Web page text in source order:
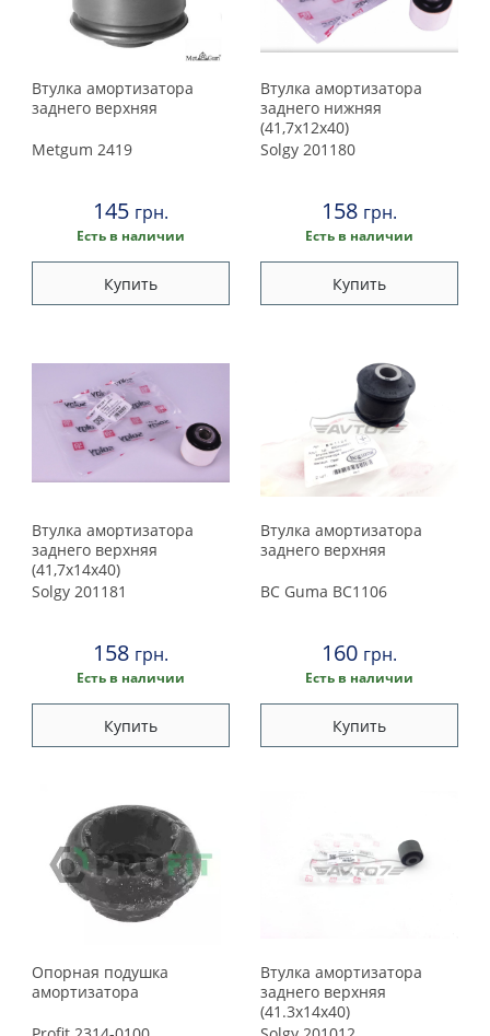
Втулка амортизатора
заднего верхняя
Metgum 2419
145 грн.
Есть в наличии
Купить
Втулка амортизатора
заднего нижняя
(41,7х12х40)
Solgy 201180
158 грн.
Есть в наличии
Купить
Втулка амортизатора
заднего верхняя
(41,7х14х40)
Solgy 201181
158 грн.
Есть в наличии
Купить
Втулка амортизатора
заднего верхняя
BC Guma BC1106
160 грн.
Есть в наличии
Купить
Опорная подушка
амортизатора
Втулка амортизатора
заднего верхняя
(41.3x14x40)